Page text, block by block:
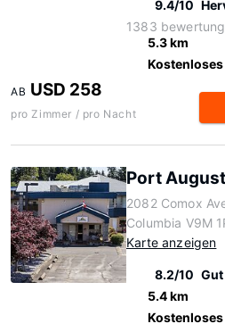
9.4/10
1383
5.3 km
Kostenloses
AB USD 258
pro Zimmer / pro Nacht
Port
2082 Comox
Columbia V9M
Karte anzeigen
8.2/10 Gut
5.4 km
Kostenloses